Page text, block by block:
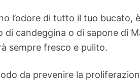
l’odore di tutto il tuo bucato,
di candeggina o di sapone di
sempre fresco e pulito.
da prevenire la